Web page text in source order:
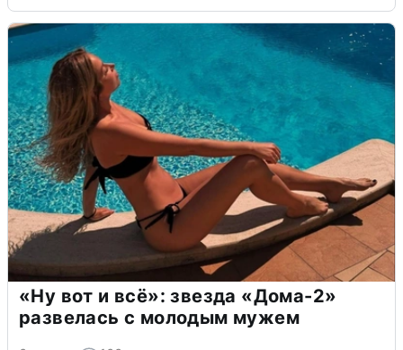
«Ну вот и всё»: звезда «Дома-2»
развелась с молодым мужем